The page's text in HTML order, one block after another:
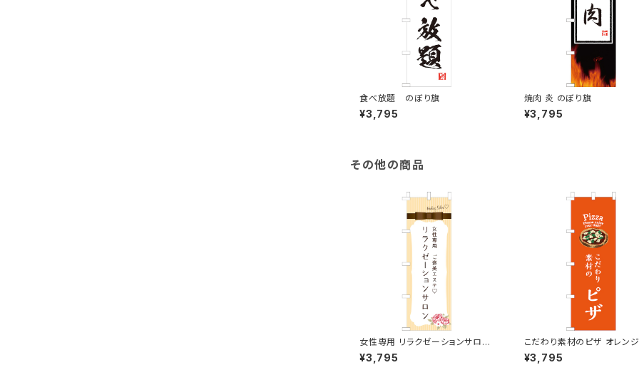
食べ放題 のぼり旗
¥3,795
焼肉 炎 のぼり旗
¥3,795
その他の商品
女性専用 リラクゼーションサロン
オレンジ のぼり旗
¥3,795
こだわり素材のピザ オレン
り旗
¥3,795